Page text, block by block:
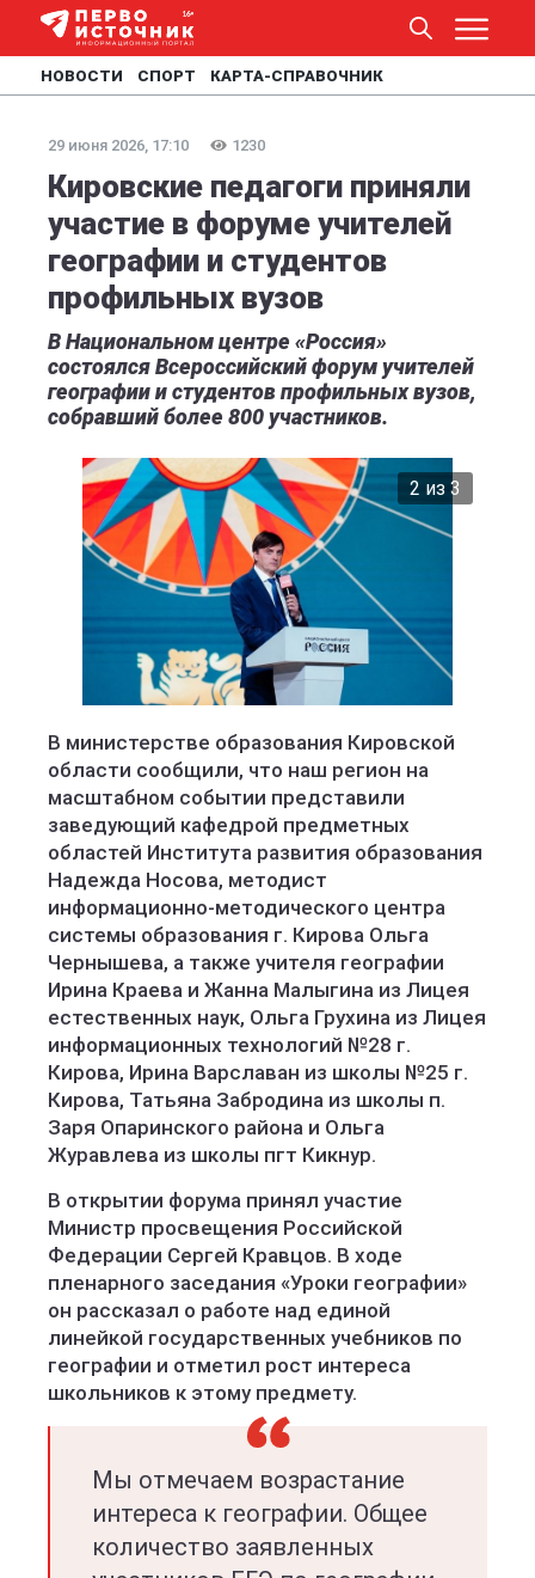
НОВОСТИ СПОРТ КАРТА-СПРАВОЧНИК
29 июня 2026, 17:10 1230
Кировские педагоги приняли
участие в форуме учителей
географии и студентов
профильных вузов
В Национальном центре «Россия»
состоялся Всероссийский форум учителей
географии и студентов профильных вузов,
собравший более 800 участников.
2 из 3
Министерство образования Кировской области
В министерстве образования Кировской
области сообщили, что наш регион на
масштабном событии представили
заведующий кафедрой предметных
областей Института развития образования
Надежда Носова, методист
информационно-методического центра
системы образования г. Кирова Ольга
Чернышева, а также учителя географии
Ирина Краева и Жанна Малыгина из Лицея
естественных наук, Ольга Грухина из Лицея
информационных технологий №28 г.
Кирова, Ирина Варславан из школы №25 г.
Кирова, Татьяна Забродина из школы п.
Заря Опаринского района и Ольга
Журавлева из школы пгт Кикнур.
В открытии форума принял участие
Министр просвещения Российской
Федерации Сергей Кравцов. В ходе
пленарного заседания «Уроки географии»
он рассказал о работе над единой
линейкой государственных учебников по
географии и отметил рост интереса
школьников к этому предмету.
Мы отмечаем возрастание
интереса к географии. Общее
количество заявленных